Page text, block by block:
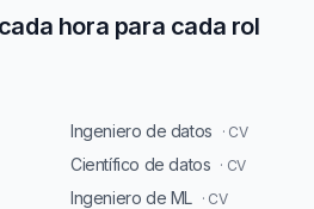
hora para cada rol
Ingeniero de datos · CV
Científico de datos · CV
Ingeniero de ML · CV